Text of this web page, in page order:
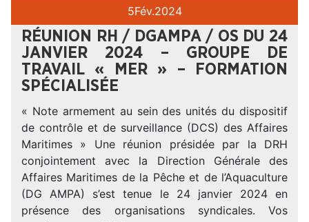
5Fév.2024
RÉUNION RH / DGAMPA / OS DU 24
JANVIER 2024 – GROUPE DE
TRAVAIL « MER » – FORMATION
SPÉCIALISÉE
« Note armement au sein des unités du dispositif
de contrôle et de surveillance (DCS) des Affaires
Maritimes » Une réunion présidée par la DRH
conjointement avec la Direction Générale des
Affaires Maritimes de la Pêche et de l’Aquaculture
(DG AMPA) s’est tenue le 24 janvier 2024 en
présence des organisations syndicales. Vos